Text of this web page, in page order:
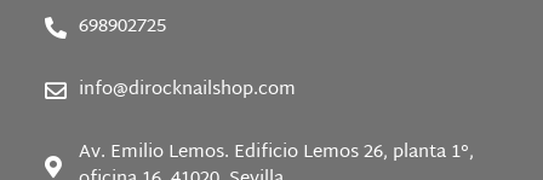
698902725
info@dirocknailshop.com
Av. Emilio Lemos. Edificio Lemos 26, planta 1°,